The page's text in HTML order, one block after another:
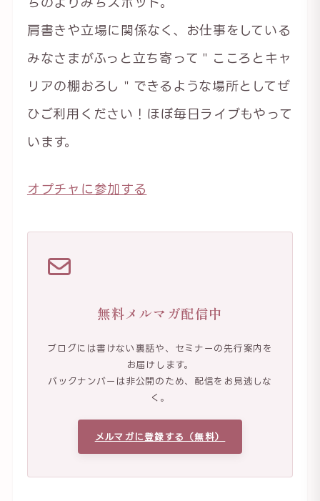
肩書きや立場に関係なく、お仕事をしている
みなさまがふっと立ち寄って＂こころとキャ
リアの棚おろし＂できるような場所としてぜ
ひご利用ください！ほぼ毎日ライブもやって
います。
オプチャに参加する
無料メルマガ配信中
ブログには書けない裏話や、セミナーの先行案内を
お届けします。
バックナンバーは非公開のため、配信をお見逃しな
く。
メルマガに登録する（無料）